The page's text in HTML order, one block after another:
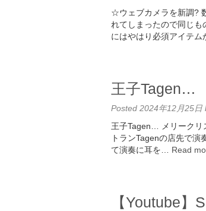
☆ウェブカメラを新調?
れてしまったので同じ
にはやはり必須アイテム
王子Tagen…
Posted 2024年12月25日
王子Tagen… メリークリ
トランTagenの店先で
て演奏に耳を… Read
【Youtube